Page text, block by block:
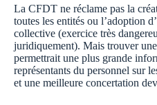
La CFDT ne réclame pas la
toutes les entités ou l’adoption
collective (exercice très
juridiquement). Mais trouver
permettrait une plus grande
représentants du personnel sur
et une meilleure concertation